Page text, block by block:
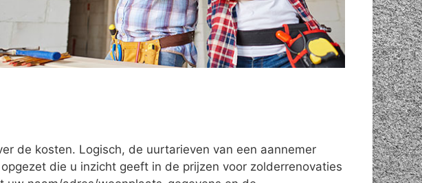
de kosten. Logisch, de uurtarieven van een aannemer
die u inzicht geeft in de prijzen voor zolderrenovaties